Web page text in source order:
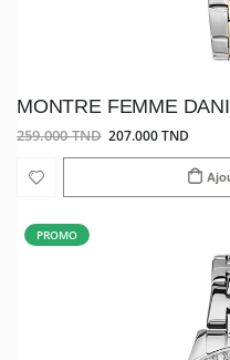
MONTRE FEMME
259.000 TND 207.000 TND
PROMO